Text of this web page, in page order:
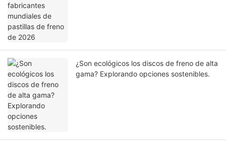
¿Son ecológicos los discos de freno de alta
gama? Explorando opciones sostenibles.